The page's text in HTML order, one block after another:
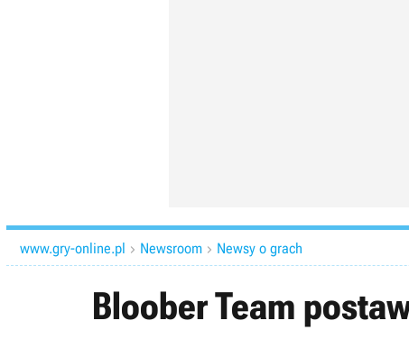
www.gry-online.pl  Newsroom  Newsy o grach
Bloober Team